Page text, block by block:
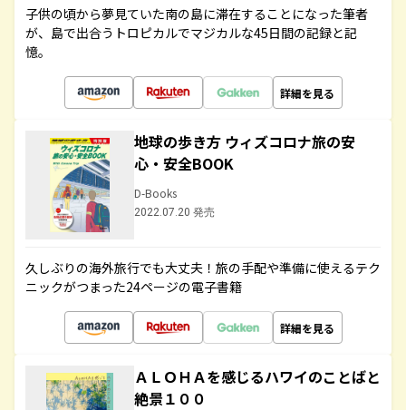
子供の頃から夢見ていた南の島に滞在することになった筆者
が、島で出合うトロピカルでマジカルな45日間の記録と記
憶。
詳細を見る
地球の歩き方 ウィズコロナ旅の安
心・安全BOOK
D-Books
2022.07.20 発売
久しぶりの海外旅行でも大丈夫！旅の手配や準備に使えるテク
ニックがつまった24ページの電子書籍
詳細を見る
ＡＬＯＨＡを感じるハワイのことばと
絶景１００